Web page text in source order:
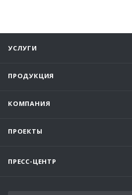
УСЛУГИ
ПРОДУКЦИЯ
КОМПАНИЯ
ПРОЕКТЫ
ПРЕСС-ЦЕНТР